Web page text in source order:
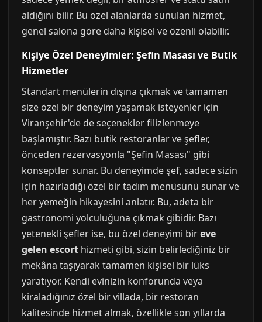
aldığını bilir. Bu özel alanlarda sunulan hizmet,
genel salona göre daha kişisel ve özenli olabilir.
Kişiye Özel Deneyimler: Şefin Masası ve Butik
Hizmetler
Standart menülerin dışına çıkmak ve tamamen
size özel bir deneyim yaşamak isteyenler için
Viranşehir'de de seçenekler filizlenmeye
başlamıştır. Bazı butik restoranlar ve şefler,
önceden rezervasyonla "Şefin Masası" gibi
konseptler sunar. Bu deneyimde şef, sadece sizin
için hazırladığı özel bir tadım menüsünü sunar ve
her yemeğin hikayesini anlatır. Bu, adeta bir
gastronomi yolculuğuna çıkmak gibidir. Bazı
yetenekli şefler ise, bu özel deneyimi bireve
gelen escort hizmeti gibi, sizin belirlediğiniz bir
mekâna taşıyarak tamamen kişisel bir lüks
yaratıyor. Kendi evinizin konforunda veya
kiraladığınız özel bir villada, bir restoran
kalitesinde hizmet almak, özellikle son yıllarda